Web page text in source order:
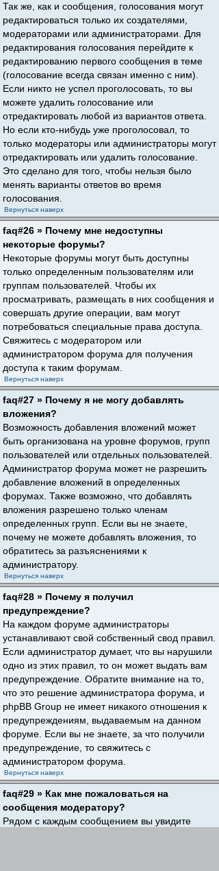
Так же, как и сообщения, голосования могут
редактироваться только их создателями,
модераторами или администраторами. Для
редактирования голосования перейдите к
редактированию первого сообщения в теме
(голосование всегда связан именно с ним).
Если никто не успел проголосовать, то вы
можете удалить голосование или
отредактировать любой из вариантов ответа.
Но если кто-нибудь уже проголосовал, то
только модераторы или администраторы могут
отредактировать или удалить голосование.
Это сделано для того, чтобы нельзя было
менять варианты ответов во время
голосования.
Вернуться наверх
faq#26 » Почему мне недоступны
некоторые форумы?
Некоторые форумы могут быть доступны
только определенным пользователям или
группам пользователей. Чтобы их
просматривать, размещать в них сообщения и
совершать другие операции, вам могут
потребоваться специальные права доступа.
Свяжитесь с модератором или
администратором форума для получения
доступа к таким форумам.
Вернуться наверх
faq#27 » Почему я не могу добавлять
вложения?
Возможность добавления вложений может
быть организована на уровне форумов, групп
пользователей или отдельных пользователей.
Администратор форума может не разрешить
добавление вложений в определенных
форумах. Также возможно, что добавлять
вложения разрешено только членам
определенных групп. Если вы не знаете,
почему не можете добавлять вложения, то
обратитесь за разъяснениями к
администратору.
Вернуться наверх
faq#28 » Почему я получил
предупреждение?
На каждом форуме администраторы
устанавливают свой собственный свод правил.
Если администратор думает, что вы нарушили
одно из этих правил, то он может выдать вам
предупреждение. Обратите внимание на то,
что это решение администратора форума, и
phpBB Group не имеет никакого отношения к
предупреждениям, выдаваемым на данном
форуме. Если вы не знаете, за что получили
предупреждение, то свяжитесь с
администратором форума.
Вернуться наверх
faq#29 » Как мне пожаловаться на
сообщения модератору?
Рядом с каждым сообщением вы увидите